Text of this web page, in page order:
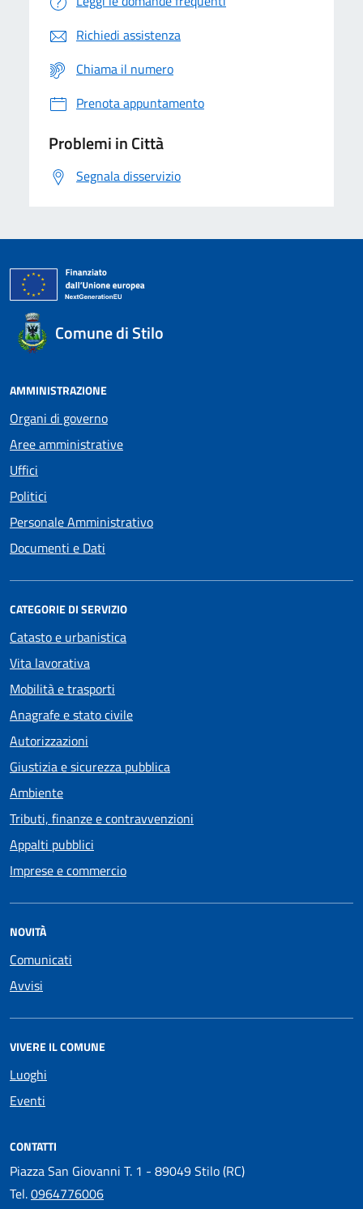
Richiedi assistenza
Chiama il numero
Prenota appuntamento
Problemi in Città
Segnala disservizio
Comune di Stilo
AMMINISTRAZIONE
Organi di governo
Aree amministrative
Uffici
Politici
Personale Amministrativo
Documenti e Dati
CATEGORIE DI SERVIZIO
Catasto e urbanistica
Vita lavorativa
Mobilità e trasporti
Anagrafe e stato civile
Autorizzazioni
Giustizia e sicurezza pubblica
Ambiente
Tributi, finanze e contravvenzioni
Appalti pubblici
Imprese e commercio
NOVITÀ
Comunicati
Avvisi
VIVERE IL COMUNE
Luoghi
Eventi
CONTATTI
Piazza San Giovanni T. 1 - 89049 Stilo (RC)
Tel.0964776006